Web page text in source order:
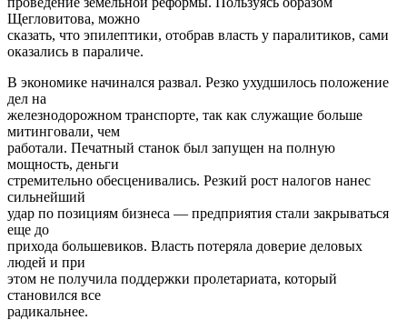
Щегловитова, можно
сказать, что эпилептики, отобрав власть у паралитиков, сами
оказались в параличе.
В экономике начинался развал. Резко ухудшилось положение
дел на
железнодорожном транспорте, так как служащие больше
митинговали, чем
работали. Печатный станок был запущен на полную
мощность, деньги
стремительно обесценивались. Резкий рост налогов нанес
сильнейший
удар по позициям бизнеса — предприятия стали закрываться
еще до
прихода большевиков. Власть потеряла доверие деловых
людей и при
этом не получила поддержки пролетариата, который
становился все
радикальнее.